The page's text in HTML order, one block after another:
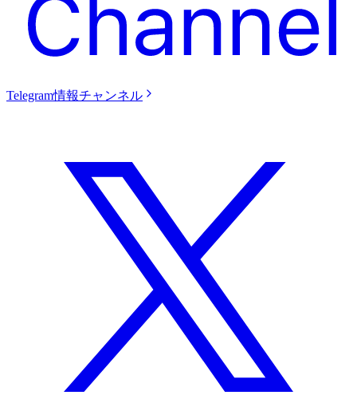
Telegram情報チャンネル